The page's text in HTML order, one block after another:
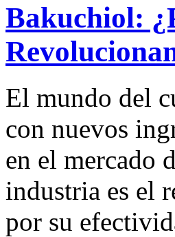
Bakuchiol:
El mundo del
con nuevos
en el mercado
industria es el
por su